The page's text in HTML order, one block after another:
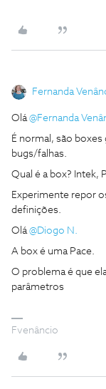
Fernanda
Olá@Fernanda
É normal, são
bugs/falhas.
Qual é a box? Intek,
Experimente repor
definições.
Olá@Diogo N.
A box é uma Pace.
O problema é que
parâmetros
Fvenâncio